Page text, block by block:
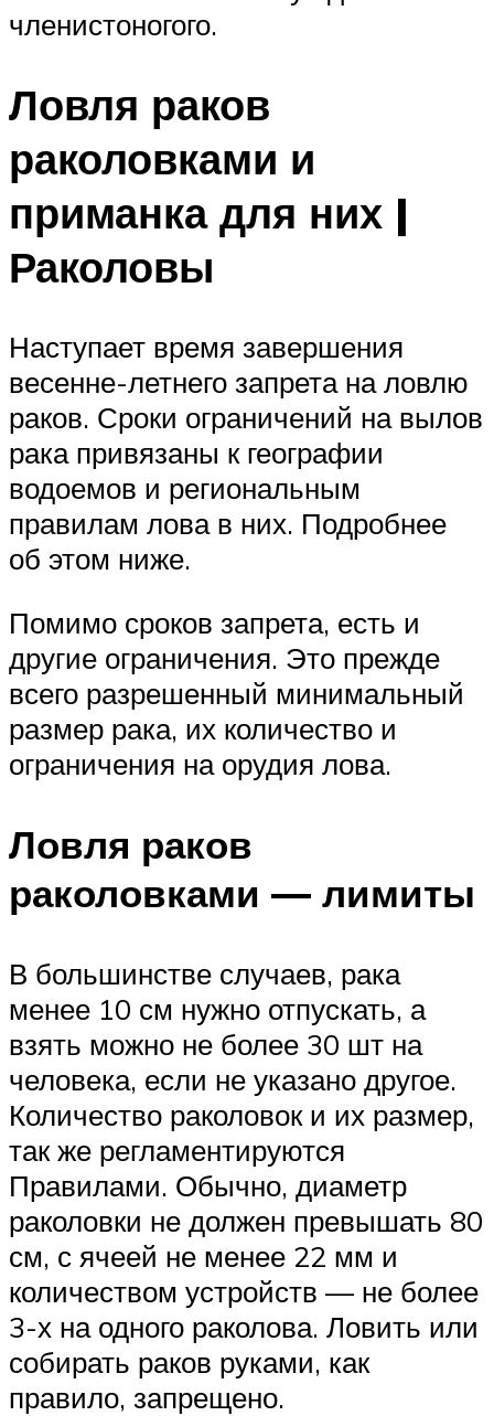
членистоногого.
Ловля раков
раколовками и
приманка для них |
Раколовы
Наступает время завершения
весенне-летнего запрета на ловлю
раков. Сроки ограничений на вылов
рака привязаны к географии
водоемов и региональным
правилам лова в них. Подробнее
об этом ниже.
Помимо сроков запрета, есть и
другие ограничения. Это прежде
всего разрешенный минимальный
размер рака, их количество и
ограничения на орудия лова.
Ловля раков
раколовками — лимиты
В большинстве случаев, рака
менее 10 см нужно отпускать, а
взять можно не более 30 шт на
человека, если не указано другое.
Количество раколовок и их размер,
так же регламентируются
Правилами. Обычно, диаметр
раколовки не должен превышать 80
см, с ячеей не менее 22 мм и
количеством устройств — не более
3-х на одного раколова. Ловить или
собирать раков руками, как
правило, запрещено.